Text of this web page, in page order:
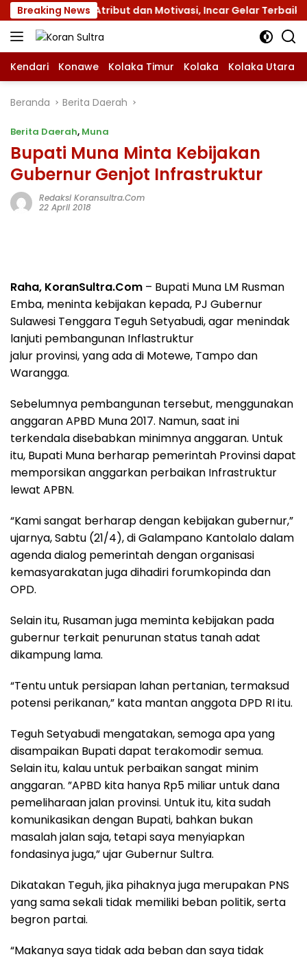
Langsung
ke
konten
Breaking News
XII dengan Atribut dan Motivasi, Incar Gelar Terbaik di
Kendari Konawe Kolaka Timur Kolaka Kolaka Utara
Beranda Berita Daerah
Berita Daerah, Muna
Bupati Muna Minta Kebijakan
Gubernur Genjot Infrastruktur
Redaksi Koransultra.com
22 April 2018
Raha, KoranSultra.Com – Bupati Muna LM Rusman
Emba, meninta kebijakan kepada, PJ Gubernur
Sulawesi Tenggara Teguh Setyabudi, agar menindak
lanjuti pembangunan Inflastruktur
jalur provinsi, yang ada di Motewe, Tampo dan
Warangga.
Sebelumnya pembangunan tersebut, menggunakan
anggaran APBD Muna 2017. Namun, saat ini
terkendala disebabkan minimnya anggaran. Untuk
itu, Bupati Muna berharap pemerintah Provinsi dapat
memporsikan anggarkan perbaikan Infrastruktur
lewat APBN.
“Kami sangat berharap dengan kebijakan gubernur,”
ujarnya, Sabtu (21/4), di Galampano Kantolalo dalam
agenda dialog pemerintah dengan organisasi
kemasyarakatan juga dihadiri forumkopinda dan
OPD.
Selain itu, Rusaman juga meminta kebijakan pada
gubernur terkait penurunan status tanah adat
dikampung lama.
“Tentu untuk persiapan lahan pertanian, termaksud
potensi perikanan,” kata mantan anggota DPD RI itu.
Teguh Setyabudi mengatakan, semoga apa yang
disampaikan Bupati dapat terakomodir semua.
Selain itu, kalau untuk perbaikan sangat minim
anggaran. ”APBD kita hanya Rp5 miliar untuk dana
pemeliharaan jalan provinsi. Untuk itu, kita sudah
komunikasikan dengan Bupati, bahkan bukan
masalah jalan saja, tetapi saya menyiapkan
fondasinya juga,” ujar Gubernur Sultra.
Dikatakan Teguh, jika pihaknya juga merupakan PNS
yang sama sekali tidak memiliki beban politik, serta
begron partai.
“Makanya saya tidak ada beban dan saya tidak